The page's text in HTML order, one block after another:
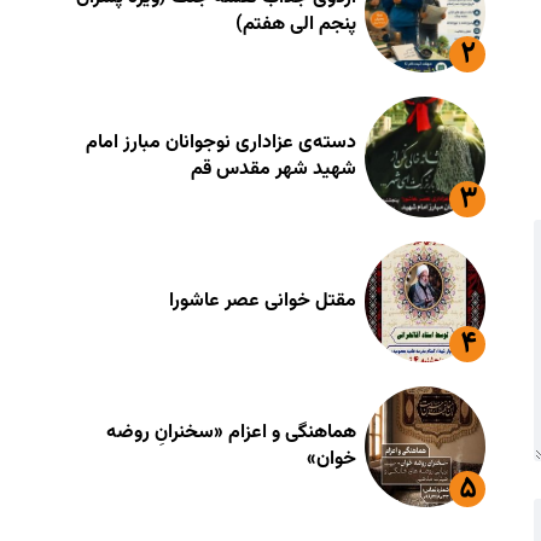
پنجم الی هفتم)
دسته‌ی عزاداری نوجوانان مبارز امام
شهید شهر مقدس قم
مقتل خوانی عصر عاشورا
هماهنگی و اعزام «سخنرانِ روضه
خوان»